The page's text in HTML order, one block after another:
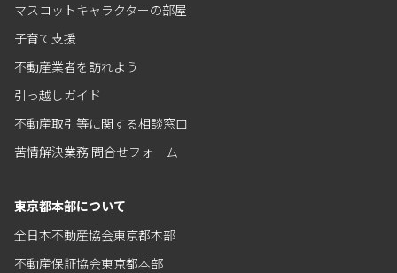
マスコットキャラクターの部屋
子育て支援
不動産業者を訪れよう
引っ越しガイド
不動産取引等に関する相談窓口
苦情解決業務 問合せフォーム
東京都本部について
全日本不動産協会東京都本部
不動産保証協会東京都本部